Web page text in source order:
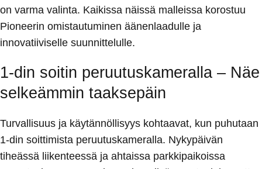
on varma valinta. Kaikissa näissä malleissa korostuu
Pioneerin omistautuminen äänenlaadulle ja
innovatiiviselle suunnittelulle.
1-din soitin peruutuskameralla – Näe
selkeämmin taaksepäin
Turvallisuus ja käytännöllisyys kohtaavat, kun puhutaan
1-din soittimista peruutuskameralla. Nykypäivän
tiheässä liikenteessä ja ahtaissa parkkipaikoissa